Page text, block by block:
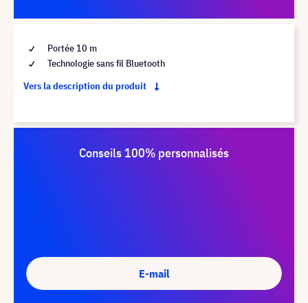
Portée 10 m
Technologie sans fil Bluetooth
Vers la description du produit
Conseils 100% personnalisés
E-mail